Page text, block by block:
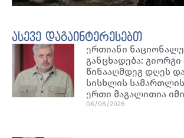
ასევე დაგაინტერესებთ
ერთიანი
განცხადება: გიორგი
წინააღმდეგ დღეს
სისხლის სამართლის
ერთი მაგალითია
08/08/2026